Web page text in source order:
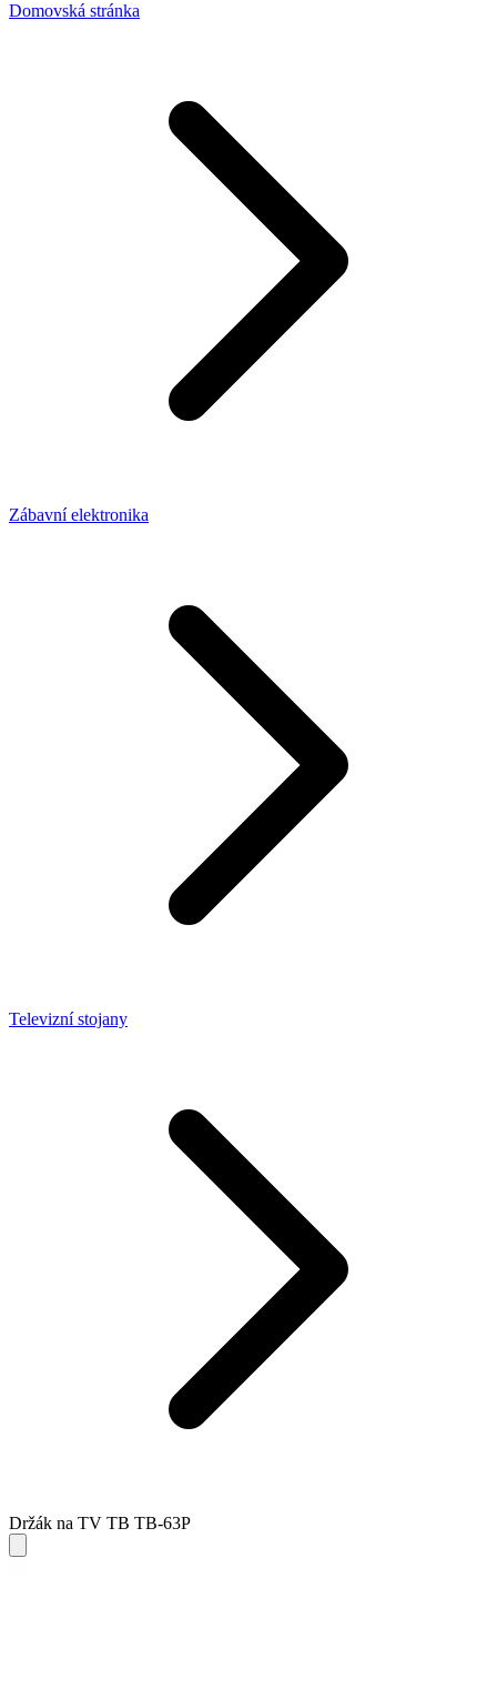
Domovská stránka
Zábavní elektronika
Televizní stojany
Držák na TV TB TB-63P